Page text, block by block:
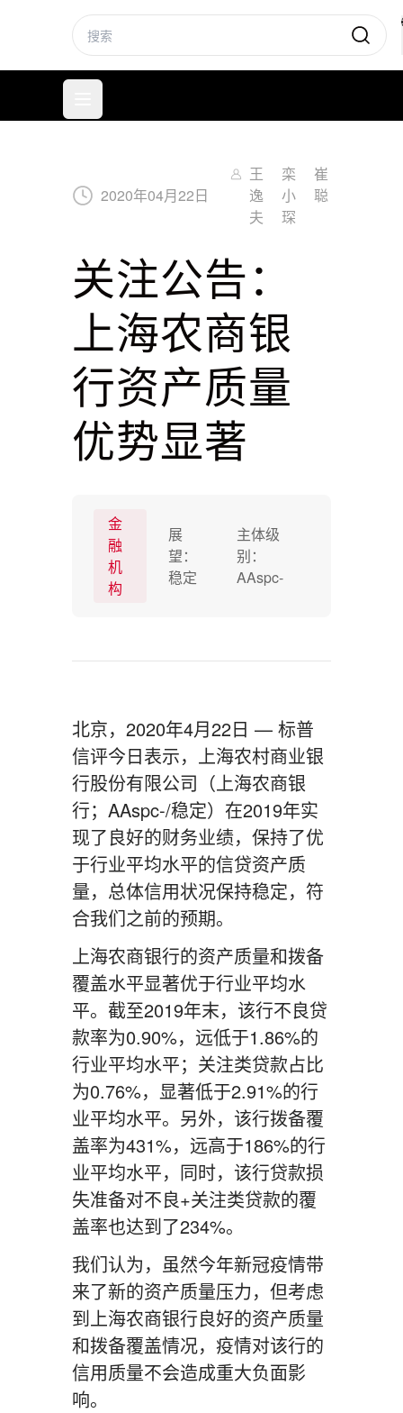
标普信评
2020年04月22日
王
逸
夫
栾
小
琛
崔
聪
关注公告：
上海农商银
行资产质量
优势显著
金
融
机
构
展
望：
稳定
主体级
别：
AAspc-
北京，2020年4月22日 — 标普
信评今日表示，上海农村商业银
行股份有限公司（上海农商银
行；AAspc-/稳定）在2019年实
现了良好的财务业绩，保持了优
于行业平均水平的信贷资产质
量，总体信用状况保持稳定，符
合我们之前的预期。
上海农商银行的资产质量和拨备
覆盖水平显著优于行业平均水
平。截至2019年末，该行不良贷
款率为0.90%，远低于1.86%的
行业平均水平；关注类贷款占比
为0.76%，显著低于2.91%的行
业平均水平。另外，该行拨备覆
盖率为431%，远高于186%的行
业平均水平，同时，该行贷款损
失准备对不良+关注类贷款的覆
盖率也达到了234%。
我们认为，虽然今年新冠疫情带
来了新的资产质量压力，但考虑
到上海农商银行良好的资产质量
和拨备覆盖情况，疫情对该行的
信用质量不会造成重大负面影
响。